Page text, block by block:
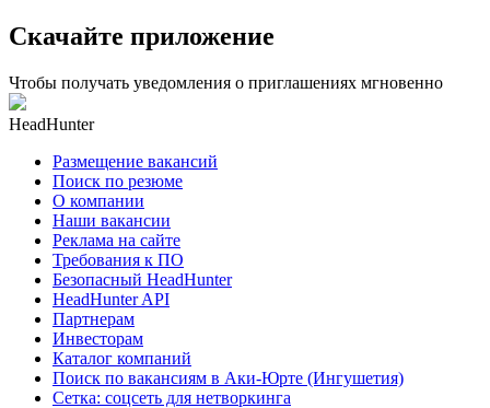
Скачайте приложение
Чтобы получать уведомления о приглашениях мгновенно
HeadHunter
Размещение вакансий
Поиск по резюме
О компании
Наши вакансии
Реклама на сайте
Требования к ПО
Безопасный HeadHunter
HeadHunter API
Партнерам
Инвесторам
Каталог компаний
Поиск по вакансиям в Аки-Юрте (Ингушетия)
Сетка: соцсеть для нетворкинга